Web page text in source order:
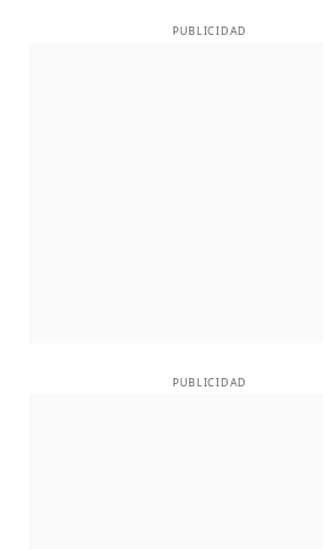
PUBLICIDAD
PUBLICIDAD